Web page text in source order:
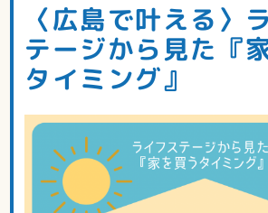
〈広島で叶える〉
テージから見た『
タイミング』